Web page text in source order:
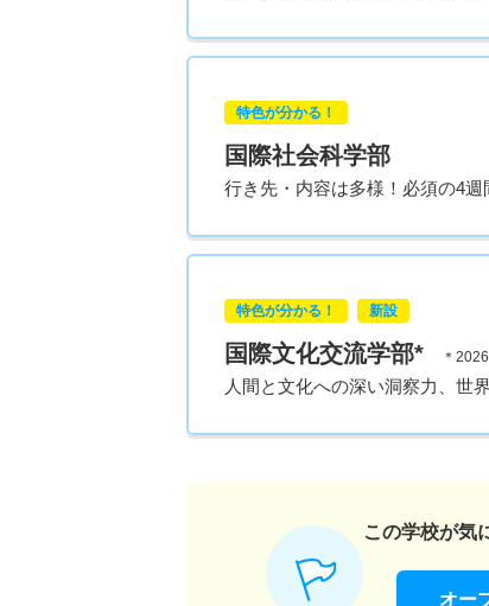
特色が分かる！
国際社会科学部
行き先・内容は多様！必須の4
特色が分かる！ 新設
国際文化交流学部* ＊
人間と文化への深い洞察力、世
この学校が気
オー